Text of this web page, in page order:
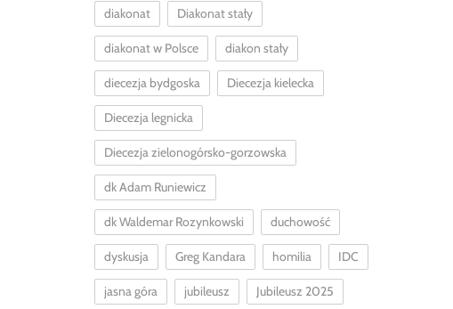
diakonat Diakonat stały
diakonat w Polsce diakon stały
diecezja bydgoska Diecezja kielecka
Diecezja legnicka
Diecezja zielonogórsko-gorzowska
dk Adam Runiewicz
dk Waldemar Rozynkowski duchowość
dyskusja Greg Kandara homilia IDC
jasna góra jubileusz Jubileusz 2025